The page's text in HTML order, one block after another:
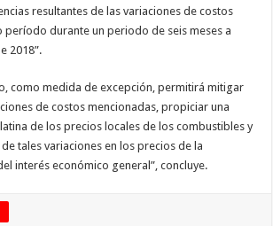
resultantes de las variaciones de costos
período durante un periodo de seis meses a
2018”.
como medida de excepción, permitirá mitigar
de costos mencionadas, propiciar una
de los precios locales de los combustibles y
tales variaciones en los precios de la
interés económico general”, concluye.